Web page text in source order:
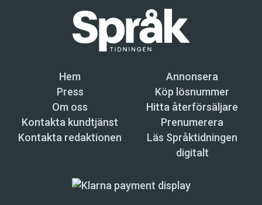
Hem
Annonsera
Press
Köp lösnummer
Om oss
Hitta återförsäljare
Kontakta kundtjänst
Prenumerera
Kontakta redaktionen
Läs Språktidningen
digitalt